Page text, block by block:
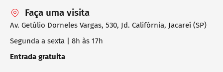
Faça uma visita
Av. Getúlio Dorneles Vargas, 530, Jd. Califórnia, Jacareí (SP)
Segunda a sexta | 8h às 17h
Entrada gratuita